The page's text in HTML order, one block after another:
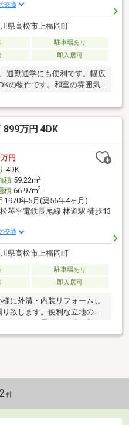
交通
県高松市上福岡町
駐車場あり
即入居可
通勤通学にも便利です。幅広
の物件です。和室の雰囲気
建物面積59.22平米の物件は
キッチンは使いやすく汚れ
付いているので、たくさん作
す。
899万円 4DK
万円
4DK
積59.22m2
積66.97m2
1970年5月(築56年4ヶ月)
琴平電鉄長尾線 林道駅 徒歩13
交通
県高松市上福岡町
駐車場あり
即入居可
に外溝・内装リフォームし
致します。便利な立地の物
件